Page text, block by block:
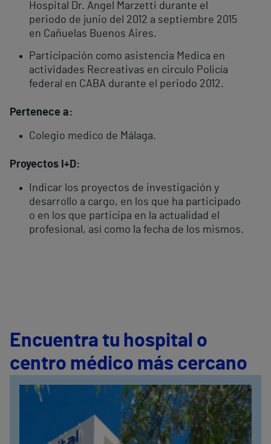
Hospital Dr. Angel Marzetti durante el
periodo de junio del 2012 a septiembre 2015
en Cañuelas Buenos Aires.
Participación como asistencia Medica en
actividades Recreativas en circulo Policía
federal en CABA durante el periodo 2012.
Pertenece a:
Colegio medico de Málaga.
Proyectos I+D:
Indicar los proyectos de investigación y
desarrollo a cargo, en los que ha participado
o en los que participa en la actualidad el
profesional, así como la fecha de los mismos.
Encuentra tu hospital o
centro médico más cercano